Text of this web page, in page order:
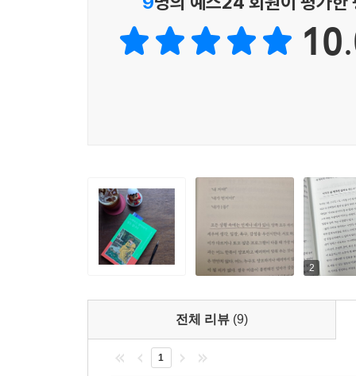
저자는 엄마들이 삶의 균형을 되찾고 행복해지
2
전체 리뷰 (9)
1